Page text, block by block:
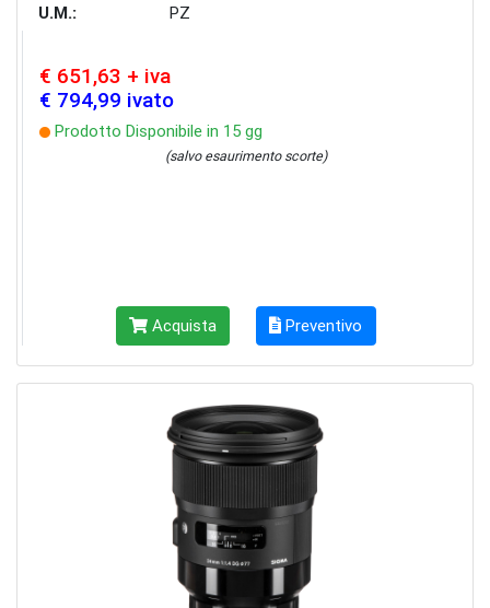
U.M.:
PZ
€ 651,63 + iva
€ 794,99 ivato
Prodotto Disponibile in 15 gg
(salvo esaurimento scorte)
Acquista Preventivo